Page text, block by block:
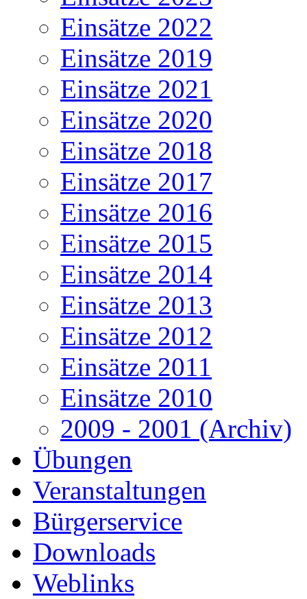
Einsätze 2022
Einsätze 2019
Einsätze 2021
Einsätze 2020
Einsätze 2018
Einsätze 2017
Einsätze 2016
Einsätze 2015
Einsätze 2014
Einsätze 2013
Einsätze 2012
Einsätze 2011
Einsätze 2010
2009 - 2001 (Archiv)
Übungen
Veranstaltungen
Bürgerservice
Downloads
Weblinks